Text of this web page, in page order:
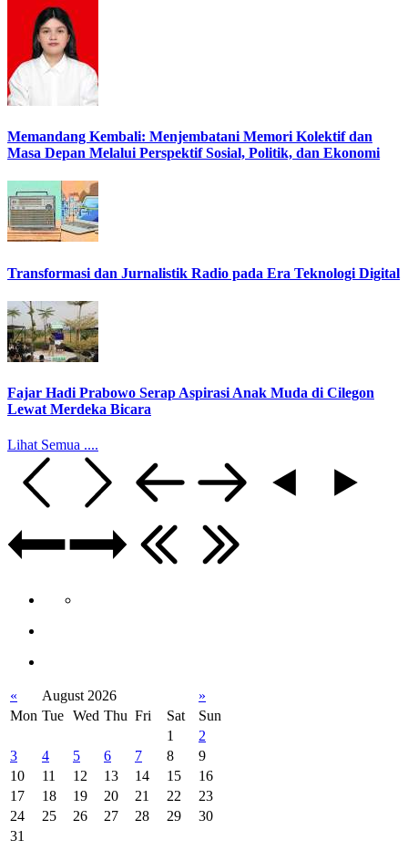
Memandang Kembali: Menjembatani Memori Kolektif dan
Masa Depan Melalui Perspektif Sosial, Politik, dan Ekonomi
Transformasi dan Jurnalistik Radio pada Era Teknologi Digital
Fajar Hadi Prabowo Serap Aspirasi Anak Muda di Cilegon
Lewat Merdeka Bicara
Lihat Semua ....
« August 2026
»
Mon Tue Wed Thu Fri Sat
Sun
1
2
3
4 5 6 7 8
9
10
11 12 13 14 15
16
17
18 19 20 21 22
23
24
25 26 27 28 29
30
31